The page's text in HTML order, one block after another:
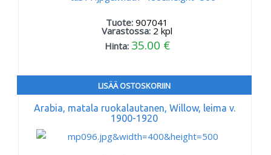
Tuote:907041
Varastossa: 2 kpl
Hinta: 35.00 €
LISÄÄ OSTOSKORIIN
Arabia, matala ruokalautanen, Willow, leima v.
1900-1920